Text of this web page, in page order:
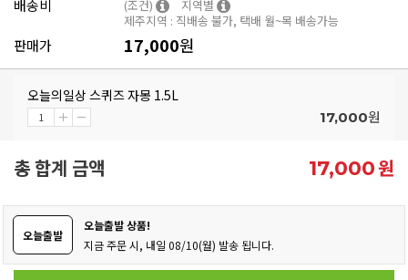
배송비 (조건)
지역별
제주지역 : 직배송 불가, 택배 월~목 배송가능
판매가 17,000원
오늘의일상 스퀴즈 자몽 1.5L
17,000원
총 합계 금액 17,000원
오늘출발
오늘출발 상품!
지금 주문 시, 내일 08/10(월) 발송 됩니다.